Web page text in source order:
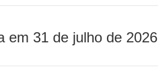
em 31 de julho de 2026